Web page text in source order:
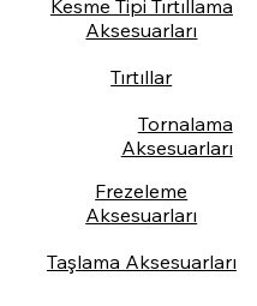
Kesme Tipi Tırtıllama
Aksesuarları
Tırtıllar
Tornalama
Aksesuarları
Frezeleme
Aksesuarları
Taşlama Aksesuarları